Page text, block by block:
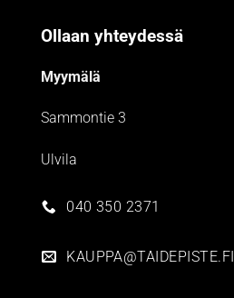
Ollaan yhteydessä
Myymälä
Sammontie 3
Ulvila
040 350 2371
KAUPPA@TAIDEPISTE.FI